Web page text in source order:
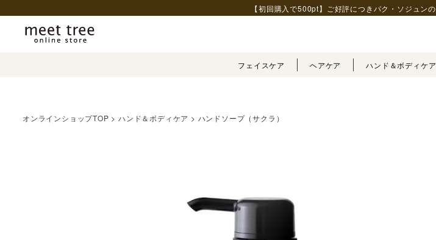
【初回購入で500pt】ご好評につきパク・ソジュンの
フェイスケア ヘアケア ハンド＆ボディケア
オンラインショップTOP ハンド＆ボディケア ハンドソープ（サクラ）